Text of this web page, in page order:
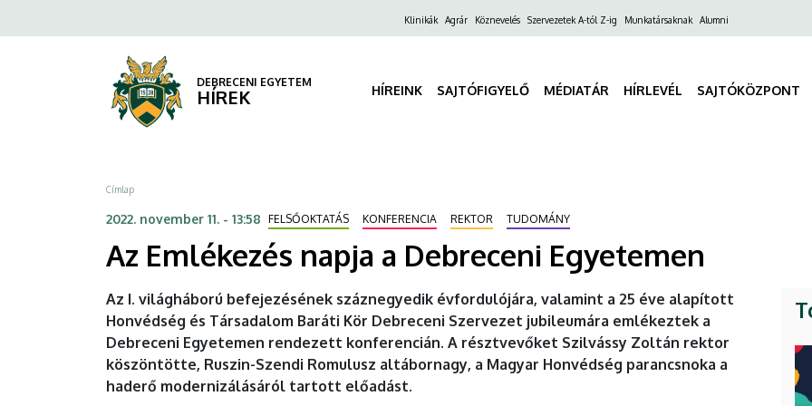
Emlékezés
Egyetemen
DEBRECENI
EGYETEM
a
FelsőKlinikák Agrár Köznevelés Szervezetek A-tól Z-ig Munkatársaknak Alumni
DEBRECENI EGYETEM
HÍREK HÍREINK SAJTÓFIGYELŐ MÉDIATÁR HÍRLEVÉL SAJTÓKÖZPONT
Morzsa
Címlap
2022. november 11. - 13:58 FELSŐOKTATÁS KONFERENCIA REKTOR TUDOMÁNY
Az Emlékezés napja a Debreceni Egyetemen
Az I. világháború befejezésének száznegyedik évfordulójára, valamint a 25 éve alapított
Honvédség és Társadalom Baráti Kör Debreceni Szervezet jubileumára emlékeztek a
Debreceni Egyetemen rendezett konferencián. A résztvevőket Szilvássy Zoltán rektor
köszöntötte, Ruszin-Szendi Romulusz altábornagy, a Magyar Honvédség parancsnoka a
haderő modernizálásáról tartott előadást.